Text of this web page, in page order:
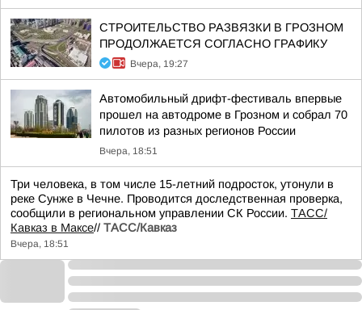
СТРОИТЕЛЬСТВО РАЗВЯЗКИ В ГРОЗНОМ
ПРОДОЛЖАЕТСЯ СОГЛАСНО ГРАФИКУ
Вчера, 19:27
Автомобильный дрифт-фестиваль впервые
прошел на автодроме в Грозном и собрал 70
пилотов из разных регионов России
Вчера, 18:51
Три человека, в том числе 15-летний подросток, утонули в
реке Сунже в Чечне. Проводится доследственная проверка,
сообщили в региональном управлении СК России. ТАСС/
Кавказ в Максе// ТАСС/Кавказ
Вчера, 18:51